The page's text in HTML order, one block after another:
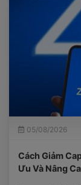
05/08/2026
Cách Giảm
Ưu Và Nâng